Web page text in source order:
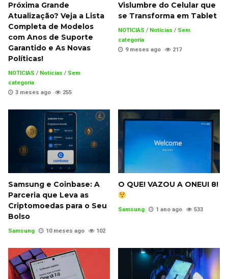
Próxima Grande
Atualização? Veja a Lista
Completa de Modelos
com Anos de Suporte
Garantido e As Novas
Políticas!
NOTICIAS / Notícias / Sem
categoria
3 meses ago
255
Vislumbre do Celular que
se Transforma em Tablet
NOTICIAS / Notícias / Sem
categoria
9 meses ago
217
Samsung e Coinbase: A
Parceria que Leva as
Criptomoedas para o Seu
Bolso
Samsung 10 meses ago 102
O QUE! VAZOU A ONEUI 8!
Samsung 1 ano ago 533